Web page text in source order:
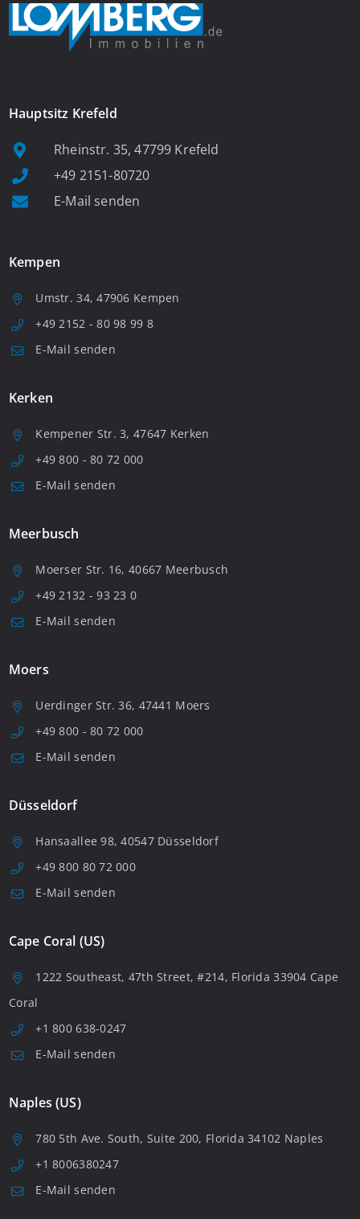
Hauptsitz Krefeld
Rheinstr. 35, 47799 Krefeld
+49 2151-80720
E-Mail senden
Kempen
Umstr. 34, 47906 Kempen
+49 2152 - 80 98 99 8
E-Mail senden
Kerken
Kempener Str. 3, 47647 Kerken
+49 800 - 80 72 000
E-Mail senden
Meerbusch
Moerser Str. 16, 40667 Meerbusch
+49 2132 - 93 23 0
E-Mail senden
Moers
Uerdinger Str. 36, 47441 Moers
+49 800 - 80 72 000
E-Mail senden
Düsseldorf
Hansaallee 98, 40547 Düsseldorf
+49 800 80 72 000
E-Mail senden
Cape Coral (US)
1222 Southeast, 47th Street, #214, Florida 33904 Cape
Coral
+1 800 638-0247
E-Mail senden
Naples (US)
780 5th Ave. South, Suite 200, Florida 34102 Naples
+1 8006380247
E-Mail senden